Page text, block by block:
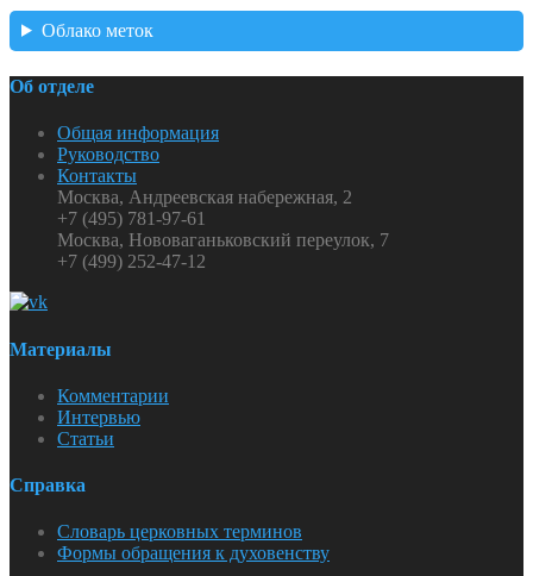
Облако меток
Об отделе
Общая информация
Руководство
Контакты
Москва, Андреевская набережная, 2
+7 (495) 781-97-61
Москва, Нововаганьковский переулок, 7
+7 (499) 252-47-12
Материалы
Комментарии
Интервью
Статьи
Справка
Словарь церковных терминов
Формы обращения к духовенству